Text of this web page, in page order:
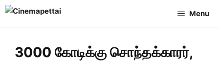
Skip
Menu
3000 கோடிக்கு சொந்தக்காரர்,